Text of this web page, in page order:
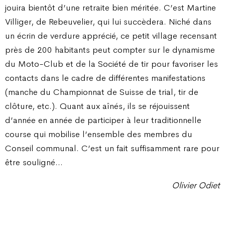
jouira bientôt d’une retraite bien méritée. C’est Martine
Villiger, de Rebeuvelier, qui lui succèdera. Niché dans
un écrin de verdure apprécié, ce petit village recensant
près de 200 habitants peut compter sur le dynamisme
du Moto-Club et de la Société de tir pour favoriser les
contacts dans le cadre de différentes manifestations
(manche du Championnat de Suisse de trial, tir de
clôture, etc.). Quant aux aînés, ils se réjouissent
d’année en année de participer à leur traditionnelle
course qui mobilise l’ensemble des membres du
Conseil communal. C’est un fait suffisamment rare pour
être souligné…
Olivier Odiet